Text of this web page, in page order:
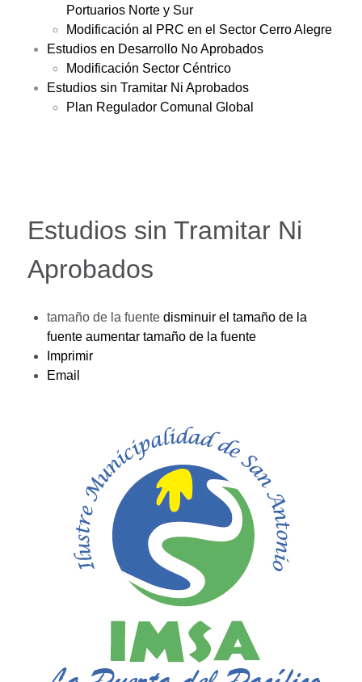
Portuarios Norte y Sur
Modificación al PRC en el Sector Cerro Alegre
Estudios en Desarrollo No Aprobados
Modificación Sector Céntrico
Estudios sin Tramitar Ni Aprobados
Plan Regulador Comunal Global
Estudios sin Tramitar Ni
Aprobados
tamaño de la fuente disminuir el tamaño de la
fuente aumentar tamaño de la fuente
Imprimir
Email